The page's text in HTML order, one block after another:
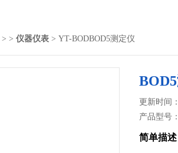
> > 仪器仪表 > YT-BODBOD5测定仪
更新时间
产品型号
简单描述